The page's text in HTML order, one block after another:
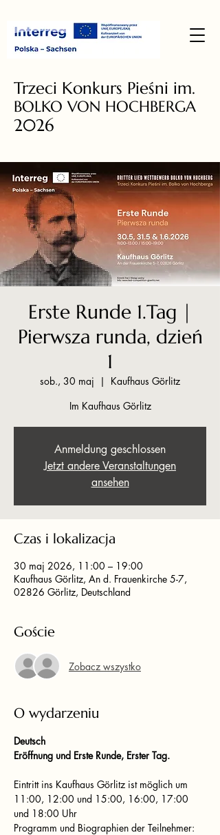
Trzeci Konkurs Pieśni im.
BOLKO VON HOCHBERGA
2026
Erste Runde 1.Tag |
Pierwsza runda, dzień
1
sob., 30 maj
  |
Kaufhaus Görlitz
Im Kaufhaus Görlitz
Anmeldung geschlossen
Jetzt andere Veranstaltungen
ansehen
Czas i lokalizacja
30 maj 2026, 11:00 – 19:00
Kaufhaus Görlitz, An d. Frauenkirche 5-7,
02826 Görlitz, Deutschland
Goście
Zobacz wszystko
O wydarzeniu
Deutsch
Eröffnung und Erste Runde, Erster Tag.
Eintritt ins Kaufhaus Görlitz ist möglich um
11:00, 12:00 und 15:00, 16:00, 17:00
und 18:00 Uhr
Programm und Biographien der Teilnehmer: